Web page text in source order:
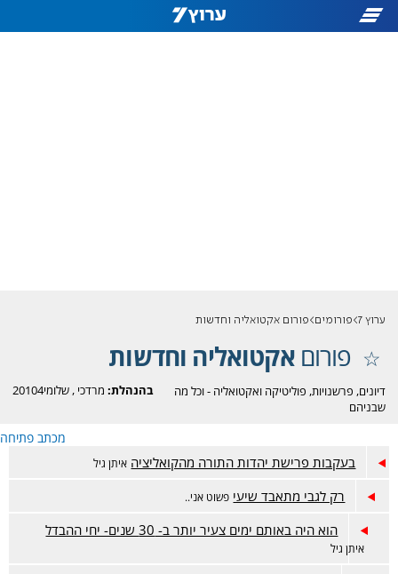
ערוץ 7 פורומים פורום אקטואליה וחדשות
פורוםאקטואליה וחדשות
בהנהלת: מרדכי ,שלומי20104
דיונים, פרשנויות, פוליטיקה ואקטואליה - וכל מה
שבניהם
מכתב פתיחה
בעקבות פרישת יהדות התורה מהקואליציה איתן גיל
רק לגבי מתאבד שיעי פשוט אני..
הוא היה באותם ימים צעיר יותר ב- 30 שנים- יחי ההבדל
איתן גיל